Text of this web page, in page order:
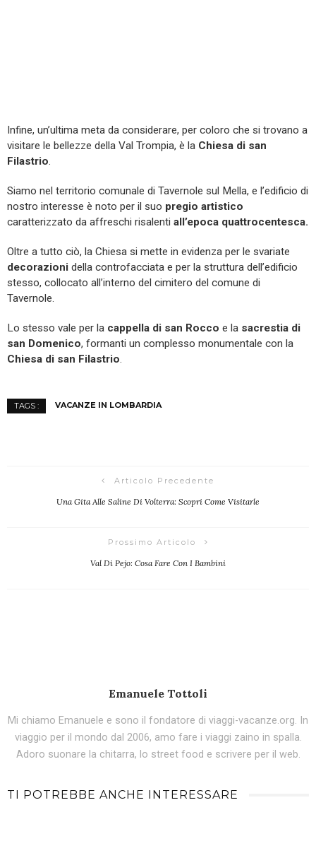
Infine, un’ultima meta da considerare, per coloro che si trovano a
visitare le bellezze della Val Trompia, è la Chiesa di san
Filastrio.
Siamo nel territorio comunale di Tavernole sul Mella, e l’edificio di
nostro interesse è noto per il suo pregio artistico
caratterizzato da affreschi risalenti all’epoca quattrocentesca.
Oltre a tutto ciò, la Chiesa si mette in evidenza per le svariate
decorazioni della controfacciata e per la struttura dell’edificio
stesso, collocato all’interno del cimitero del comune di
Tavernole.
Lo stesso vale per la cappella di san Rocco e la sacrestia di
san Domenico, formanti un complesso monumentale con la
Chiesa di san Filastrio.
TAGS : VACANZE IN LOMBARDIA
Articolo Precedente
Una Gita Alle Saline Di Volterra: Scopri Come Visitarle
Prossimo Articolo
Val Di Pejo: Cosa Fare Con I Bambini
Emanuele Tottoli
Mi chiamo Emanuele e sono il fondatore di viaggi-vacanze.org. In
viaggio per il mondo dal 2006, amo fare i viaggi zaino in spalla.
Adoro suonare la chitarra, lo street food e scrivere per il web.
TI POTREBBE ANCHE INTERESSARE